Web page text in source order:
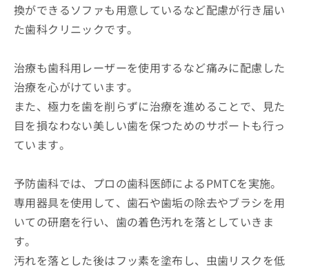
換ができるソファも用意しているなど配慮が行き届い
た歯科クリニックです。
治療も歯科用レーザーを使用するなど痛みに配慮した
治療を心がけています。
また、極力を歯を削らずに治療を進めることで、見た
目を損なわない美しい歯を保つためのサポートも行っ
ています。
予防歯科では、プロの歯科医師によるPMTCを実施。
専用器具を使用して、歯石や歯垢の除去やブラシを用
いての研磨を行い、歯の着色汚れを落としていきま
す。
汚れを落とした後はフッ素を塗布し、虫歯リスクを低